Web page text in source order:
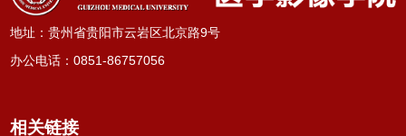
地址：贵州省贵阳市云岩区北京路9号
办公电话 ：0851-86757056
相关链接